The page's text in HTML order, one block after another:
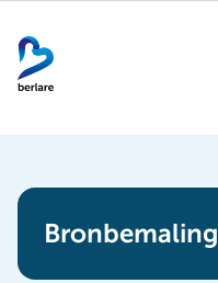
en
naar
Bronbemaling